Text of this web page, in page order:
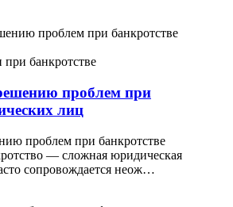
банкротстве
проблем при
лиц
проблем при банкротстве
— сложная юридическая
сопровождается неож…